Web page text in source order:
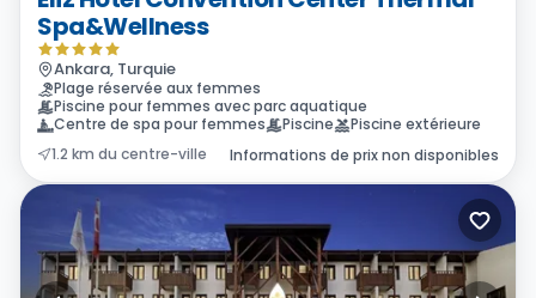
Spa&Wellness
Ankara, Turquie
Plage réservée aux femmes
Piscine pour femmes avec parc aquatique
Centre de spa pour femmes
Piscine
Piscine extérieure
1.2 km du centre-ville
Informations de prix non disponibles